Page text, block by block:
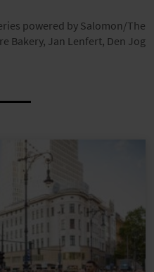
powered by Salomon/The
Bakery, Jan Lenfert, Den Jog